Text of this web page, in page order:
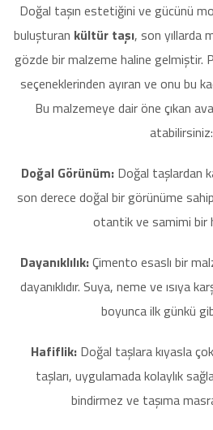
Doğal taşın estetiğini ve gücünü
buluşturan kültür taşı, son yıllarda
gözde bir malzeme haline gelmiştir.
seçeneklerinden ayıran ve onu bu
Bu malzemeye dair öne çıkan
atabilirsiniz:
Doğal Görünüm: Doğal taşlardan
son derece doğal bir görünüme
otantik ve samimi bir
Dayanıklılık:Çimento esaslı bir
dayanıklıdır. Suya, neme ve ısıya
boyunca ilk günkü
Hafiflik:Doğal taşlara kıyasla
taşları, uygulamada kolaylık
bindirmez ve taşıma